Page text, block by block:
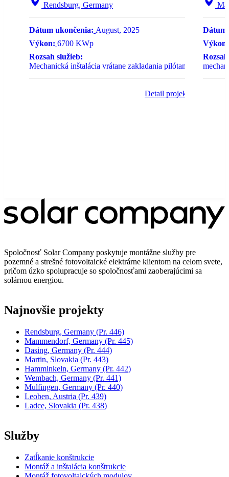
Rendsburg, Germany
Dátum ukončenia: August, 2025
Výkon: 6700 KWp
Rozsah služieb:
Mechanická inštalácia vrátane zakladania pilótami
Detail projektu
Dátum
Výkon:
Spoločnosť Solar Company poskytuje montážne služby pre
pozemné a strešné fotovoltaické elektrárne klientom na celom svete,
pričom úzko spolupracuje so spoločnosťami zaoberajúcimi sa
solárnou energiou.
Najnovšie projekty
Rendsburg, Germany (Pr. 446)
Mammendorf, Germany (Pr. 445)
Dasing, Germany (Pr. 444)
Martin, Slovakia (Pr. 443)
Hamminkeln, Germany (Pr. 442)
Wembach, Germany (Pr. 441)
Mulfingen, Germany (Pr. 440)
Leoben, Austria (Pr. 439)
Ladce, Slovakia (Pr. 438)
Služby
Zatĺkanie konštrukcie
Montáž a inštalácia konštrukcie